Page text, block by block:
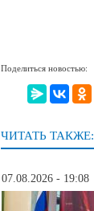
Поделиться новостью:
ЧИТАТЬ ТАКЖЕ:
07.08.2026 - 19:08